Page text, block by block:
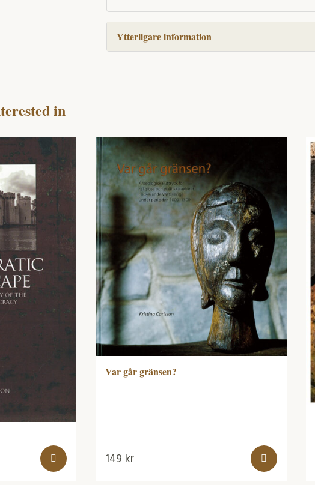
Ytterligare information
in
Var går gränsen?
149 kr